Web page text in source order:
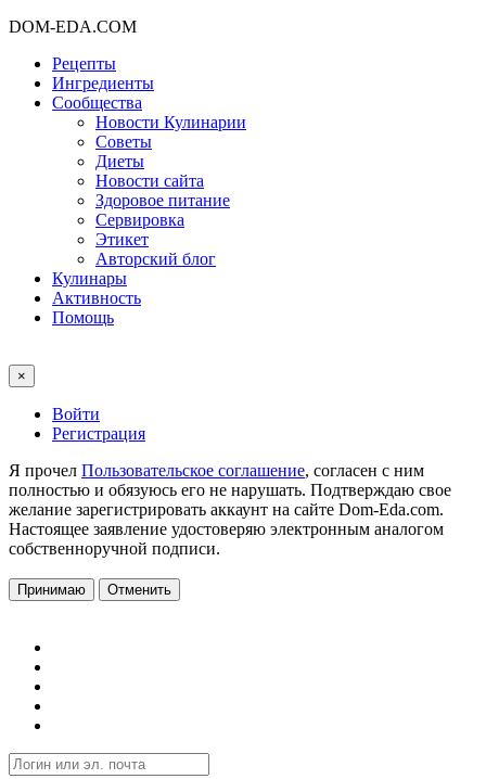
DOM-EDA.COM
Рецепты
Ингредиенты
Сообщества
Новости Кулинарии
Советы
Диеты
Новости сайта
Здоровое питание
Сервировка
Этикет
Авторский блог
Кулинары
Активность
Помощь
×
Войти
Регистрация
Я прочел Пользовательское соглашение, согласен с ним
полностью и обязуюсь его не нарушать. Подтверждаю свое
желание зарегистрировать аккаунт на сайте Dom-Eda.com.
Настоящее заявление удостоверяю электронным аналогом
собственноручной подписи.
Принимаю Отменить